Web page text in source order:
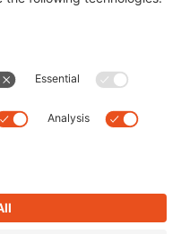
Jubiläums-
für Angeln &